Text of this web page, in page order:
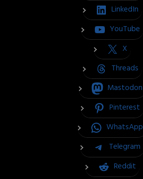
LinkedIn
YouTube
X
Threads
Mastodon
Pinterest
WhatsApp
Telegram
Reddit